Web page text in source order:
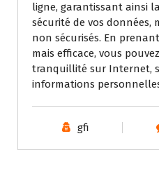
ligne, garantissant ainsi
sécurité de vos données,
non sécurisés. En
mais efficace, vous
tranquillité sur Internet,
informations
gfi